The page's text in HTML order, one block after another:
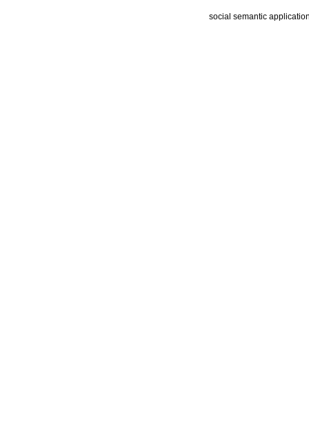
social semantic